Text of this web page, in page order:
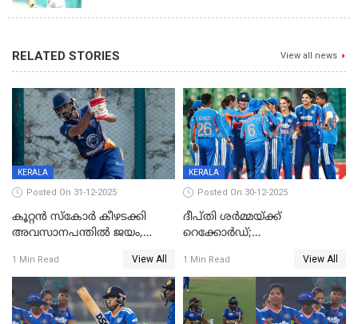
RELATED STORIES View all news
KERALA
Posted On 31-12-2025
കൂറ്റൻ സ്കോർ കീഴടക്കി
അവസാനപന്തിൽ ജയം,
1 Min Read View All
KERALA
Posted On 30-12-2025
ദീപ്തി ശർമ്മയ്ക്ക്
റെക്കോർഡ്;
ടി20 പരമ്പര തൂത്തുവാരി
ഇന്ത്യ
1 Min Read View All